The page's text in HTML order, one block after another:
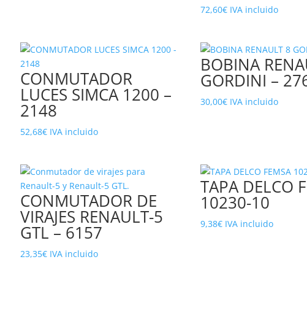
72,60€ IVA incluido
CONMUTADOR
LUCES SIMCA 1200 –
2148
52,68€ IVA incluido
BOBINA
GORDINI –
30,00€ IVA incluido
CONMUTADOR DE
VIRAJES RENAULT-5
GTL – 6157
23,35€ IVA incluido
TAPA DELCO
10230-10
9,38€ IVA incluido